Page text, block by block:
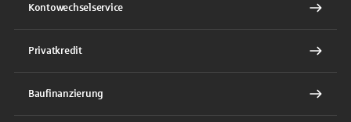
Kontowechselservice
Privatkredit
Baufinanzierung